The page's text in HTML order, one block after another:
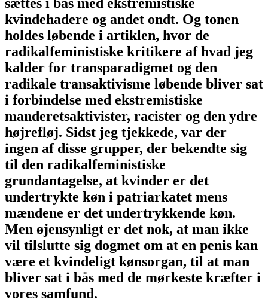
kvindehadere og andet ondt. Og tonen
holdes løbende i artiklen, hvor de
radikalfeministiske kritikere af hvad jeg
kalder for transparadigmet og den
radikale transaktivisme løbende bliver sat
i forbindelse med ekstremistiske
manderetsaktivister, racister og den ydre
højrefløj. Sidst jeg tjekkede, var der
ingen af disse grupper, der bekendte sig
til den radikalfeministiske
grundantagelse, at kvinder er det
undertrykte køn i patriarkatet mens
mændene er det undertrykkende køn.
Men øjensynligt er det nok, at man ikke
vil tilslutte sig dogmet om at en penis kan
være et kvindeligt kønsorgan, til at man
bliver sat i bås med de mørkeste kræfter i
vores samfund.